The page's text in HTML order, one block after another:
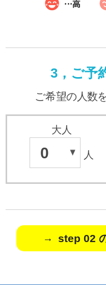
3，ご予
ご希望の人数
大人
0 人
step 02